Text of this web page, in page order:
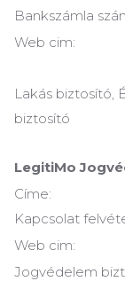
Bankszámla
Web cim:
Lakás biztosító,
biztosító
LegitiMo
Címe:
Kapcsolat
Web cim:
Jogvédelem